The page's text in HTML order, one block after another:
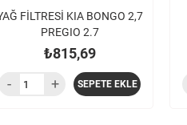
FİLTRESİ KIA BONGO 2,7
PREGIO 2.7
₺815,69
SEPETE EKLE